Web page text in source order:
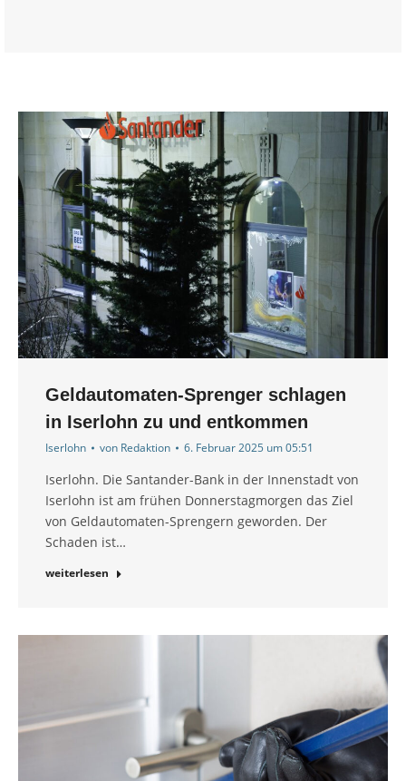
Geldautomaten-Sprenger schlagen
in Iserlohn zu und entkommen
Iserlohn von Redaktion 6. Februar 2025 um 05:51
Iserlohn. Die Santander-Bank in der Innenstadt von
Iserlohn ist am frühen Donnerstagmorgen das Ziel
von Geldautomaten-Sprengern geworden. Der
Schaden ist…
weiterlesen